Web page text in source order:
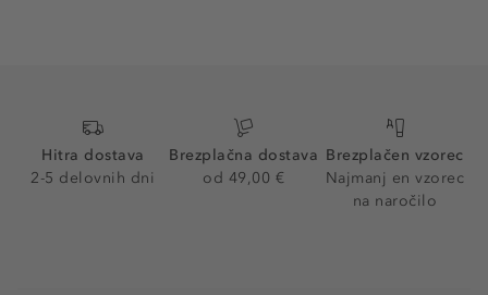
Hitra dostava
2-5 delovnih dni
Brezplačna dostava
od 49,00 €
Brezplačen vzorec
Najmanj en vzorec
na naročilo